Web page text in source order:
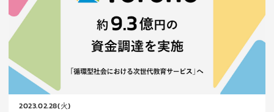
2023.02.28(火)